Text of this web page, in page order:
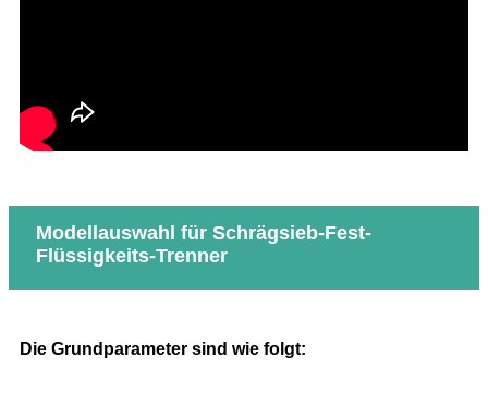
Modellauswahl für Schrägsieb-Fest-
Flüssigkeits-Trenner
Die Grundparameter sind wie folgt: